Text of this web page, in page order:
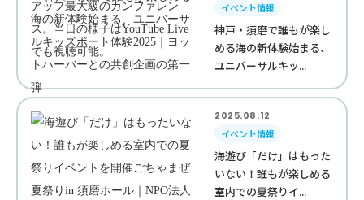
イベント情報
神戸・須磨で誰もが楽し
める海の新体験始まる、
ユニバーサルキッ...
2025.08.12
イベント情報
海遊び「だけ」はもった
いない！誰もが楽しめる
室内での夏祭りイ...